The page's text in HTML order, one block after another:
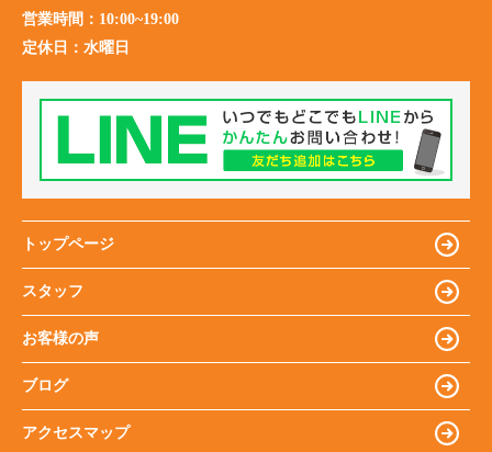
営業時間： 10:00~19:00
定休日： 水曜日
トップページ
スタッフ
お客様の声
ブログ
アクセスマップ